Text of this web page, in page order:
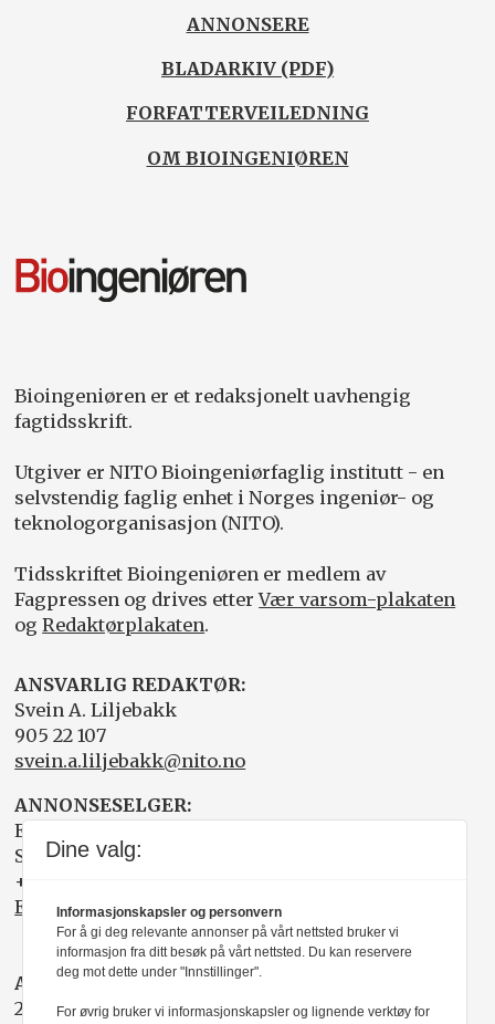
ANNONSERE
BLADARKIV (PDF)
FORFATTERVEILEDNING
OM BIOINGENIØREN
Bioingeniøren er et redaksjonelt uavhengig
fagtidsskrift.
Utgiver er NITO Bioingeniørfaglig institutt - en
selvstendig faglig enhet i Norges ingeniør- og
teknologorganisasjon (NITO).
Tidsskriftet Bioingeniøren er medlem av
Fagpressen og drives etterVær varsom-plakaten
ogRedaktørplakaten.
ANSVARLIG REDAKTØR:
Svein A. Liljebakk
905 22 107
svein.a.liljebakk@nito.no
ANNONSESELGER:
Elisabeth R. Wåde
Salgsfabrikken
+47 919 03 208
Elisabeth@salgsfabrikken.no
ABONNEMENT:
22 05 35 00
Dine valg:
Informasjonskapsler og personvern
For å gi deg relevante annonser på vårt nettsted bruker vi
informasjon fra ditt besøk på vårt nettsted. Du kan reservere
deg mot dette under "Innstillinger".
For øvrig bruker vi informasjonskapsler og lignende verktøy for